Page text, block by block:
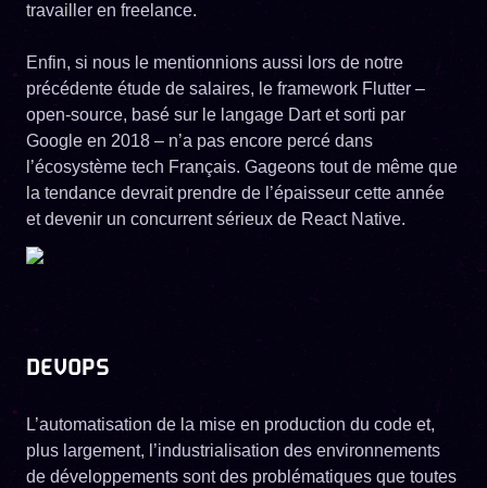
travailler en freelance.
Enfin, si nous le mentionnions aussi lors de notre
précédente étude de salaires, le framework Flutter –
open-source, basé sur le langage Dart et sorti par
Google en 2018 – n’a pas encore percé dans
l’écosystème tech Français. Gageons tout de même que
la tendance devrait prendre de l’épaisseur cette année
et devenir un concurrent sérieux de React Native.
DEVOPS
L’automatisation de la mise en production du code et,
plus largement, l’industrialisation des environnements
de développements sont des problématiques que toutes